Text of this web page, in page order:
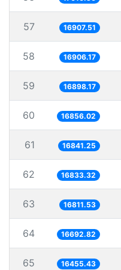
57 16907.51
58 16906.17
59 16898.17
60 16856.02
61 16841.25
62 16833.32
63 16811.53
64 16692.82
65 16455.43